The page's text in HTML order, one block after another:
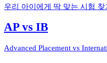
우리 아이에게 딱 맞는 시험
AP vs IB
Advanced Placement vs